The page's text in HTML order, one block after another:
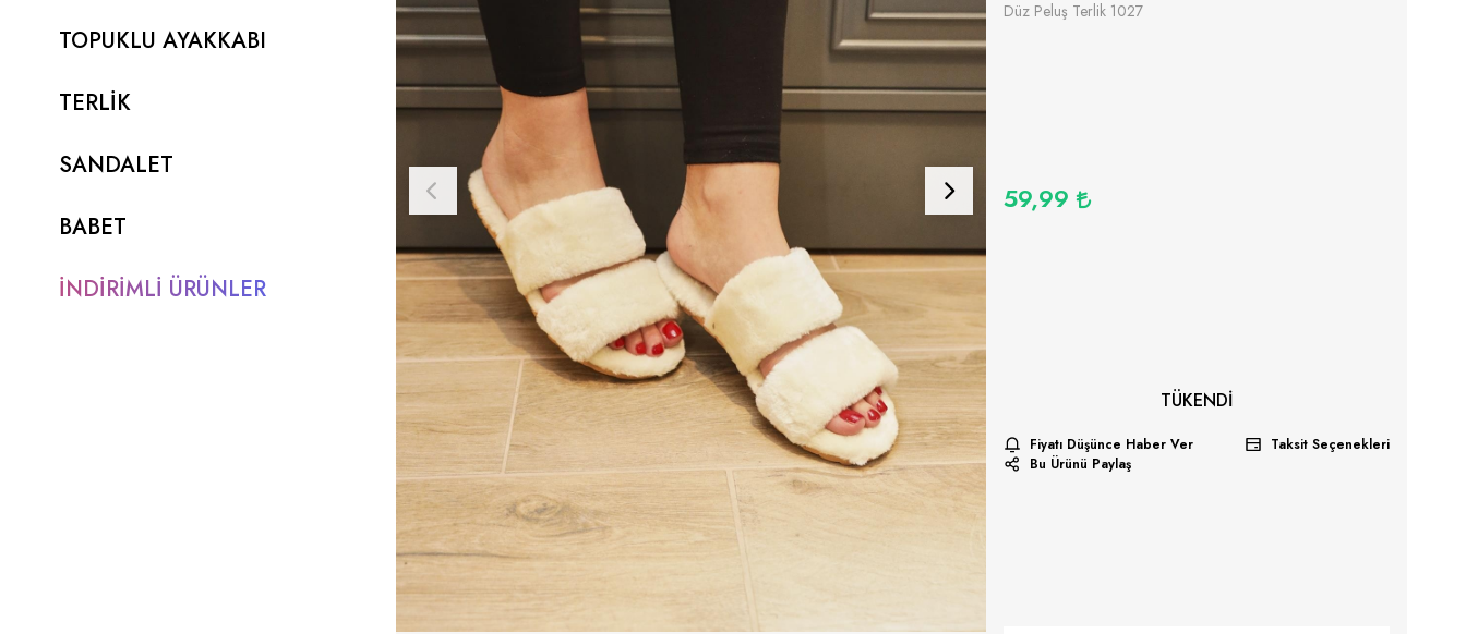
TOPUKLU AYAKKABI
TERLİK
SANDALET
BABET
İNDİRİMLİ ÜRÜNLER
Düz Peluş Terlik 1027
59,99
TÜKENDI
Fiyatı Düşünce Haber Ver
Taksit Seçenekleri
Bu Ürünü Paylaş